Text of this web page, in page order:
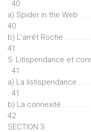
. 40
a) Spider in the Web . . .
40
b) L’arrêt Roche . . . . ..
41
5. Litispendance et
. 41
a) La listispendance . . ..
. 41
b) La connexité . . . . . . .
42
SECTION 3